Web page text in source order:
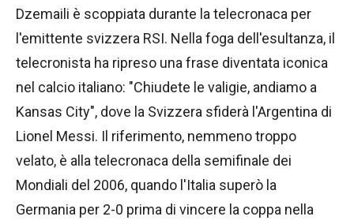
Dzemaili è scoppiata durante la telecronaca per
l'emittente svizzera RSI. Nella foga dell'esultanza, il
telecronista ha ripreso una frase diventata iconica
nel calcio italiano: "Chiudete le valigie, andiamo a
Kansas City", dove la Svizzera sfiderà l'Argentina di
Lionel Messi. Il riferimento, nemmeno troppo
velato, è alla telecronaca della semifinale dei
Mondiali del 2006, quando l'Italia superò la
Germania per 2-0 prima di vincere la coppa nella